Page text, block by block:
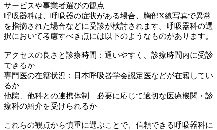
サービスや事業者選びの観点
呼吸器科は、呼吸器の症状がある場合、胸部X線写真で異常
を指摘された場合などに受診が検討されます。呼吸器科の選
択において考慮すべき点には以下のようなものがあります。
アクセスの良さと診療時間：通いやすく、診療時間内に受診
できるか
専門医の在籍状況：日本呼吸器学会認定医などが在籍してい
るか
他院、他科との連携体制：必要に応じて適切な医療機関・診
療科の紹介を受けられるか
これらの観点から慎重に選ぶことで、信頼できる呼吸器科に